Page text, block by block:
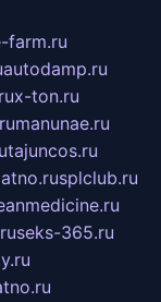
farm.ru
autodamp.ru
x-ton.ru
manunae.ru
tajuncos.ru
splclub.ru
seks-365.ru